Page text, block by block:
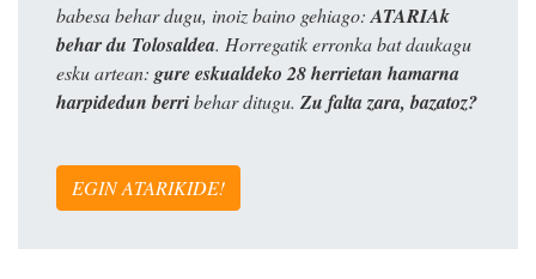
babesa behar dugu, inoiz baino gehiago: ATARIAk
behar du Tolosaldea. Horregatik erronka bat daukagu
esku artean: gure eskualdeko 28 herrietan hamarna
harpidedun berribehar ditugu. Zu falta zara, bazatoz?
EGIN ATARIKIDE!